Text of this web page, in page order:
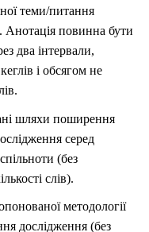
теми/питання
Анотація повинна бути
два інтервали,
і обсягом не
шляхи поширення
серед
(без
слів).
методології
дослідження (без